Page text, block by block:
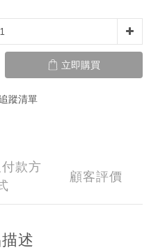
立即購買
蹤清單
款方
顧客評價
述